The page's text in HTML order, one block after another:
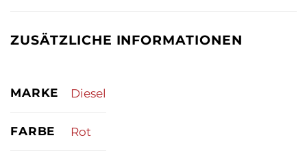
ZUSÄTZLICHE INFORMATIONEN
MARKE Diesel
FARBE Rot